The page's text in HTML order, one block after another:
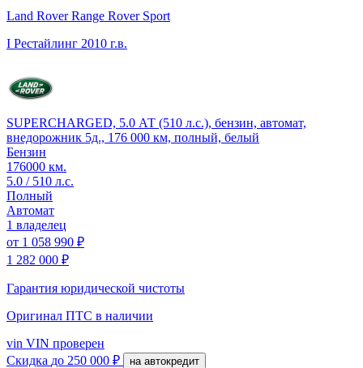
Land Rover Range Rover Sport
I Рестайлинг 2010 г.в.
SUPERCHARGED, 5.0 АТ (510 л.с.), бензин, автомат,
внедорожник 5д., 176 000 км, полный, белый
Бензин
176000 км.
5.0 / 510 л.с.
Полный
Автомат
1 владелец
от 1 058 990 ₽
1 282 000 ₽
Гарантия юридической чистоты
Оригинал ПТС в наличии
vin VIN проверен
Скидка до 250 000 ₽ на автокредит